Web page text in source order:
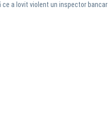
ce a lovit violent un inspector bancar